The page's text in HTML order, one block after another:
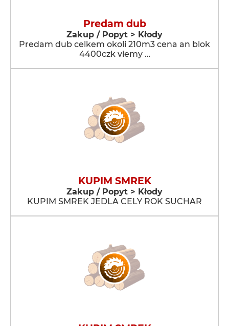
Predam dub
Zakup / Popyt > Kłody
Predam dub celkem okoli 210m3 cena an blok
4400czk viemy …
KUPIM SMREK
Zakup / Popyt > Kłody
KUPIM SMREK JEDLA CELY ROK SUCHAR